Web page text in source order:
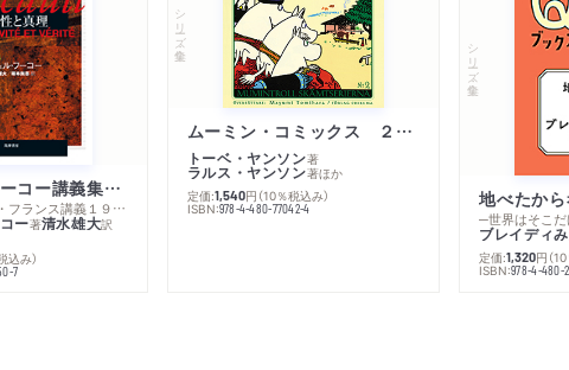
ミシェル・フーコー講義集成１０ 主体性と真理
─コレージュ・ド・フランス講義１９８０－１９８１年度
ー著清水雄大訳
込み）
7
シリーズ・全集
ムーミン・コミックス ２ あこがれの遠い土地
トーベ・ヤンソン著
ラルス・ヤンソン著ほか
定価:1,540円 （10％税込み）
ISBN:978-4-480-77042-4
シリーズ・全集
地べたか
─世界はそこ
ブレイディ
定価:1,320円 （
ISBN:978-4-480-